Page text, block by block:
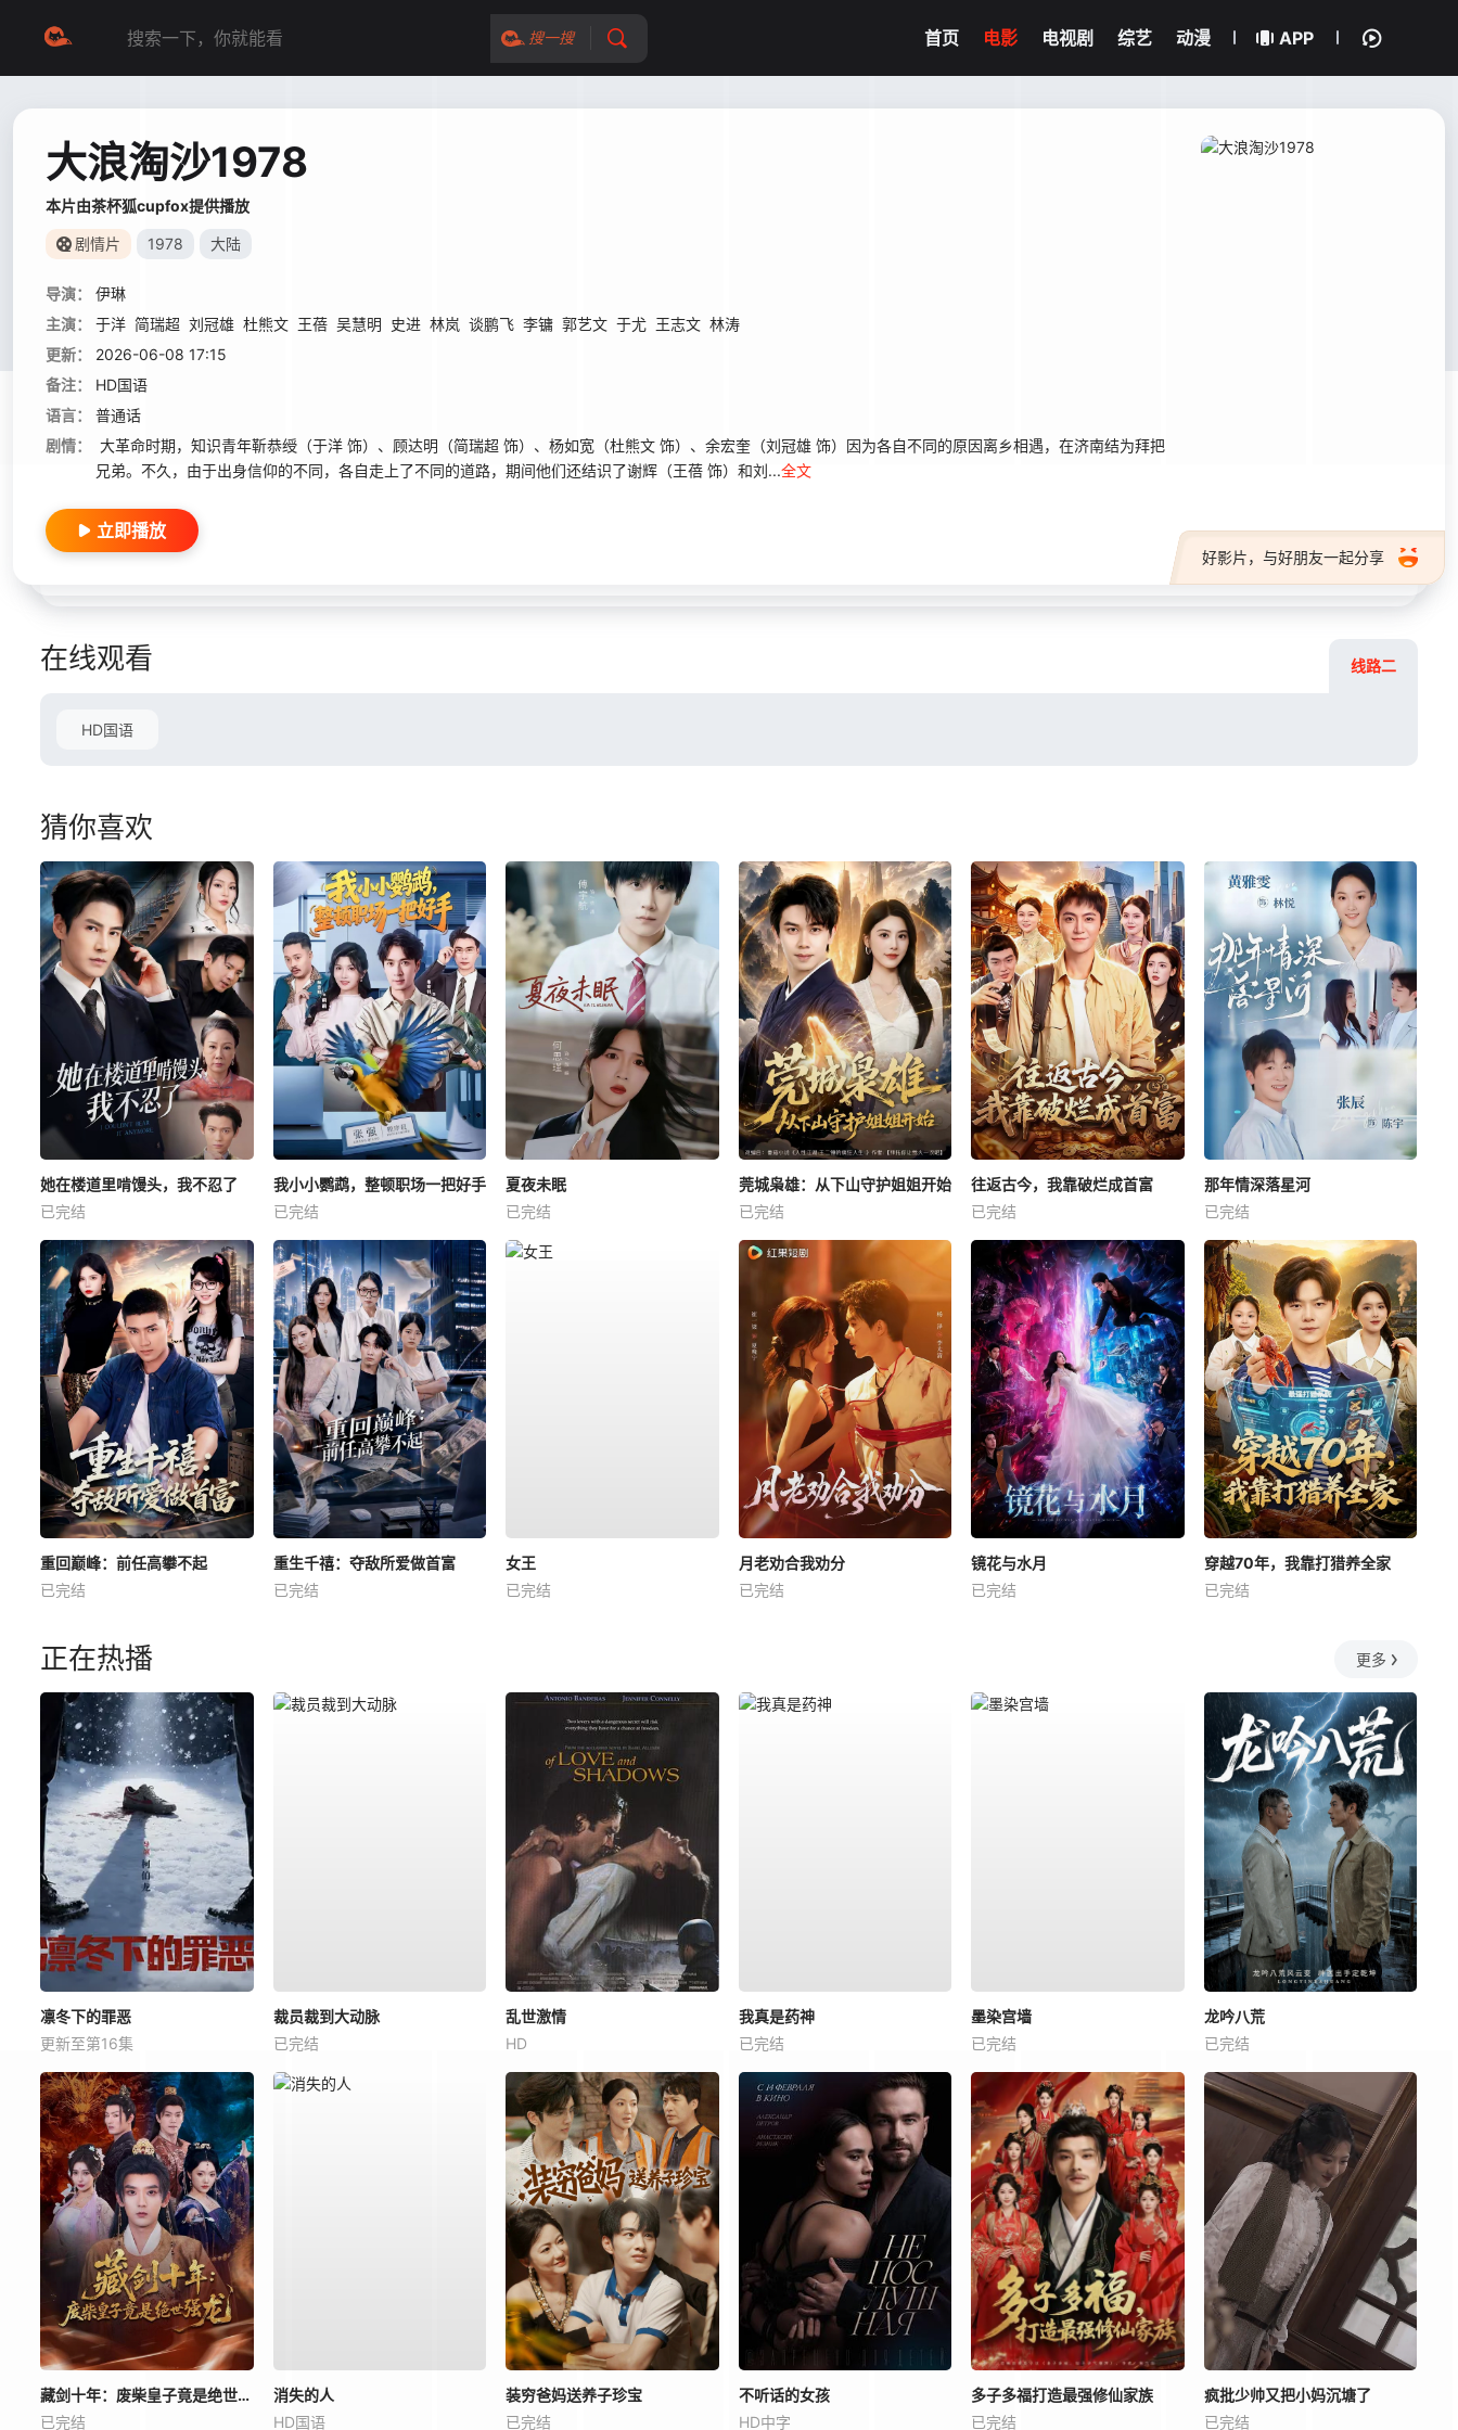
搜一搜 首页 电影 电视剧 综艺 动漫 APP
大浪淘沙1978
本片由茶杯狐cupfox提供播放
剧情片 1978 大陆
导演：
伊琳
主演：
于洋 简瑞超 刘冠雄 杜熊文 王蓓 吴慧明 史进 林岚 谈鹏飞 李镛 郭艺文 于尤 王志文 林涛
更新：
2026-06-08 17:15
备注：
HD国语
语言：
普通话
剧情：
大革命时期，知识青年靳恭绶（于洋 饰）、顾达明（简瑞超 饰）、杨如宽（杜熊文 饰）、余宏奎（刘冠雄 饰）因为各自不同的原因离乡相遇，在济南结为拜把
兄弟。不久，由于出身信仰的不同，各自走上了不同的道路，期间他们还结识了谢辉（王蓓 饰）和刘...全文
好影片，与好朋友一起分享
立即播放
在线观看 线路二
HD国语
猜你喜欢
她在楼道里啃馒头，我不忍了
已完结
我小小鹦鹉，整顿职场一把好手
已完结
夏夜未眠
已完结
莞城枭雄：从下山守护姐姐开始
已完结
往返古今，我靠破烂成首富
已完结
那年情深落星河
已完结
重回巅峰：前任高攀不起
已完结
重生千禧：夺敌所爱做首富
已完结
女王
已完结
月老劝合我劝分
已完结
镜花与水月
已完结
穿越70年，我靠打猎养全家
已完结
正在热播 更多
凛冬下的罪恶
更新至第16集
裁员裁到大动脉
已完结
乱世激情
HD
我真是药神
已完结
墨染宫墙
已完结
龙吟八荒
已完结
藏剑十年：废柴皇子竟是绝世强龙
已完结
消失的人
HD国语
装穷爸妈送养子珍宝
已完结
不听话的女孩
HD中字
多子多福打造最强修仙家族
已完结
疯批少帅又把小妈沉塘了
已完结